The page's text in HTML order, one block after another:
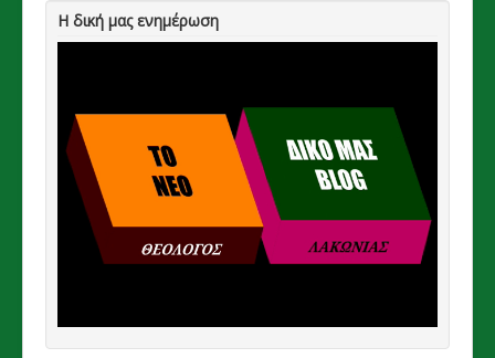
Η δική μας ενημέρωση